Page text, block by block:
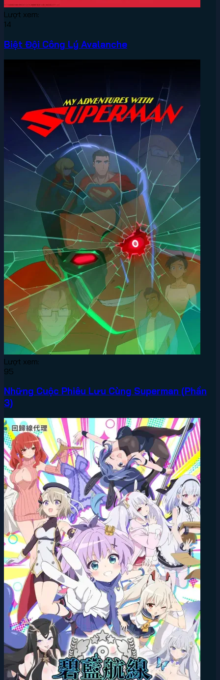
Lượt xem:
14
Biệt Đội Công Lý Avalanche
Lượt xem:
95
Những Cuộc Phiêu Lưu Cùng Superman (Phần
3)